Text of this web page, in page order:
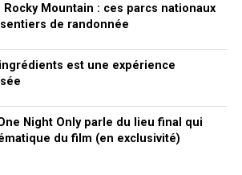
Rocky Mountain : ces parcs nationaux
de randonnée
est une expérience
Night Only parle du lieu final qui
du film (en exclusivité)